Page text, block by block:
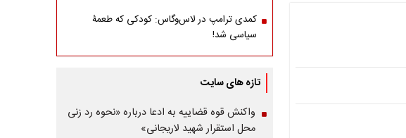
کمدی ترامپ در لاس‌وگاس: کودکی که طعمۀ
سیاسی شد!
تازه های سایت
واکنش قوه قضاییه به ادعا درباره «نحوه رد زنی
محل استقرار شهید لاریجانی»